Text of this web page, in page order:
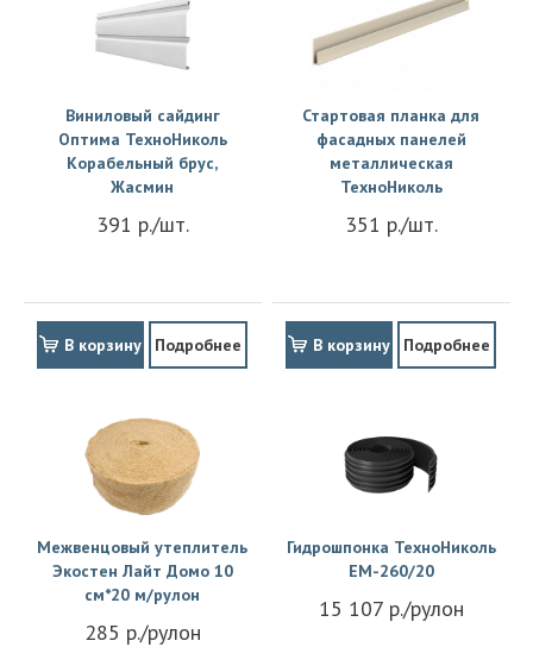
Виниловый сайдинг
Оптима ТехноНиколь
Корабельный брус,
Жасмин
391 р./шт.
В корзину Подробнее
Стартовая планка для
фасадных панелей
металлическая
ТехноНиколь
351 р./шт.
В корзину Подробнее
Межвенцовый утеплитель
Экостен Лайт Домо 10
см*20 м/рулон
285 р./рулон
Гидрошпонка ТехноНиколь
EM-260/20
15 107 р./рулон